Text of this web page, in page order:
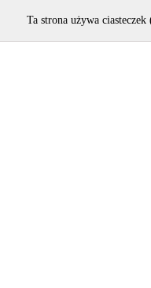
Ta strona używa